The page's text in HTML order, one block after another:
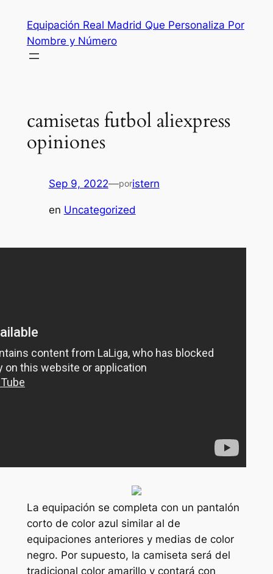
contenido
Equipación Real Madrid Que Personaliza Por
Nombre y Número
camisetas futbol aliexpress
opiniones
Sep 9, 2022—poristern
en Uncategorized
La equipación se completa con un pantalón
corto de color azul similar al de
equipaciones anteriores y medias de color
negro. Por supuesto, la camiseta será del
tradicional color amarillo y contará con